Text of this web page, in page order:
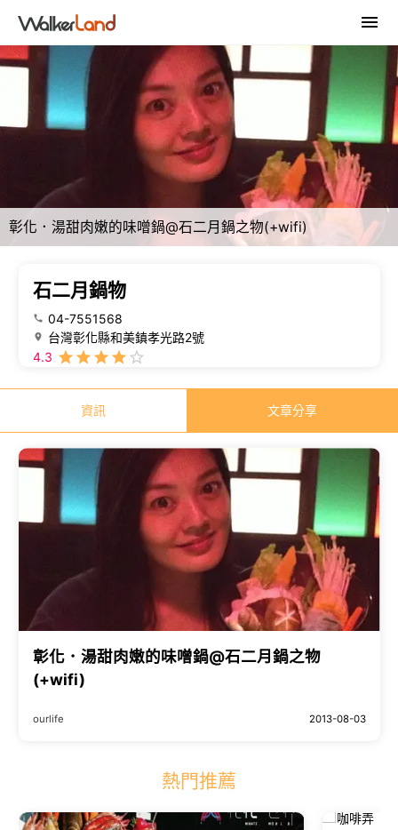
彰化．湯甜肉嫩的味噌鍋@石二月鍋之物(+wifi)
石二月鍋物
04-7551568
台灣彰化縣和美鎮孝光路2號
4.3
資訊 文章分享
彰化．湯甜肉嫩的味噌鍋@石二月鍋之物
(+wifi)
ourlife 2013-08-03
熱門推薦